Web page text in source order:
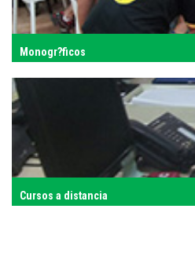
Monogr?ficos
Cursos a distancia